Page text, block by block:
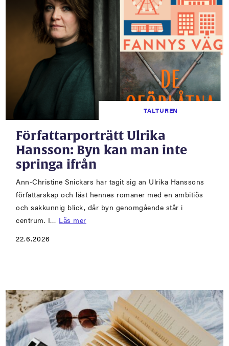
TALTUREN
Författarporträtt Ulrika
Hansson: Byn kan man inte
springa ifrån
Ann-Christine Snickars har tagit sig an Ulrika Hanssons
författarskap och läst hennes romaner med en ambitiös
och sakkunnig blick, där byn genomgående står i
centrum. I… Läs mer
22.6.2026